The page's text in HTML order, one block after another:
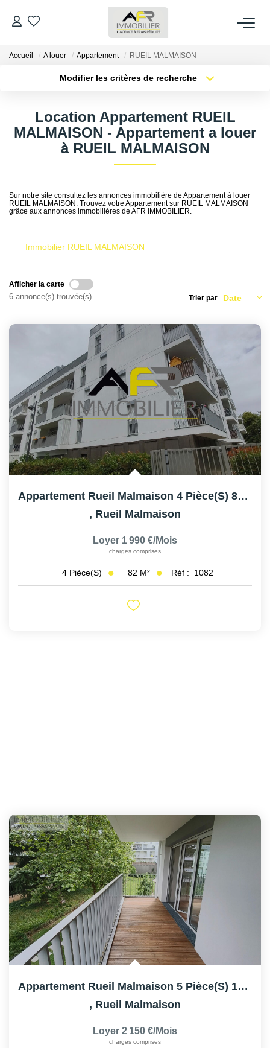
ACHETER
ESTIMER
FAIRE GÉRER
NOS AGENCES
AFR IMMOBILIER Chatou - Location | Gestion | Syndic
AFR IMMOBILIER Houilles
AFR IMMOBILIER Sartrouville
CONTACT
Accueil A louer Appartement RUEIL MALMAISON
Modifier les critères de recherche
Sélectionnez...
Type de bien
Surface min
Location Appartement RUEIL
MALMAISON - Appartement a louer
à RUEIL MALMAISON
Sur notre site consultez les annonces immobilière de Appartement à louer
RUEIL MALMAISON. Trouvez votre Appartement sur RUEIL MALMAISON
grâce aux annonces immobilières de AFR IMMOBILIER.
Immobilier RUEIL MALMAISON
Afficher la carte
6 annonce(s) trouvée(s) Trier par
Appartement Rueil Malmaison 4 Pièce(s) 82 M2
, Rueil Malmaison
Loyer 1 990 €/mois
charges comprises
4 Pièce(s) 82 M² Réf : 1082
Appartement Rueil Malmaison 5 Pièce(s) 102 M2
, Rueil Malmaison
Loyer 2 150 €/mois
charges comprises